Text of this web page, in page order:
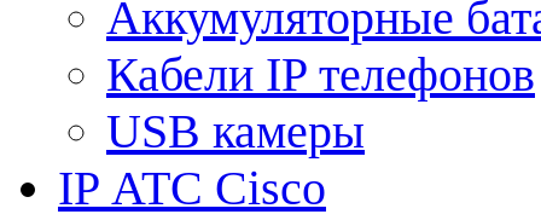
Аккумуляторные
Кабели IP телефонов
USB камеры
IP АТС Cisco